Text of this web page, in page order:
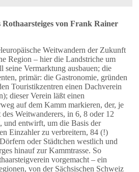
Rothaarsteiges von Frank Rainer
Weitwandern der Zukunft
Region – hier die Landstriche um
seine Vermarktung ausbauen; die
primär: die Gastronomie, gründen
Touristikzentren einen Dachverein
dieser Verein läßt einen
auf dem Kamm markieren, der, je
Weitwanderers, in 6, 8 oder 12
und entwirft, um die Basis der
Einzahler zu verbreitern, 84 (!)
oder Städtchen westlich und
hinauf zur Kammtrasse. So
vorgemacht – ein
von der Sächsischen Schweiz